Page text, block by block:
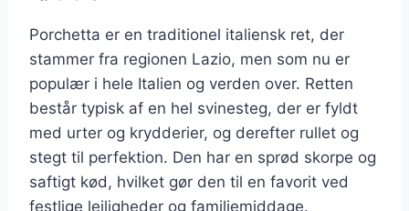
Porchetta er en traditionel italiensk ret, der
stammer fra regionen Lazio, men som nu er
populær i hele Italien og verden over. Retten
består typisk af en hel svinesteg, der er fyldt
med urter og krydderier, og derefter rullet og
stegt til perfektion. Den har en sprød skorpe og
saftigt kød, hvilket gør den til en favorit ved
festlige lejligheder og familiemiddage.